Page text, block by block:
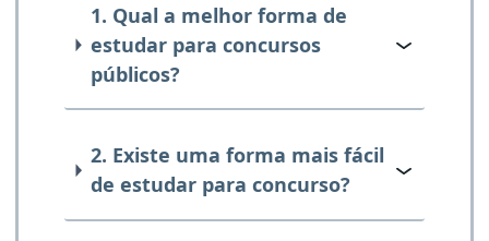
1. Qual a melhor forma de
estudar para concursos
públicos?
2. Existe uma forma mais fácil
de estudar para concurso?